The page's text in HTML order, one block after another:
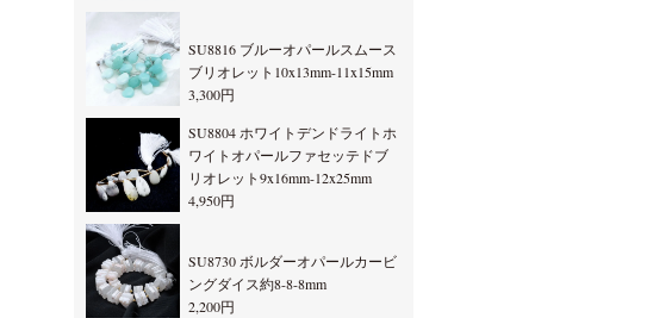
SU8816 ブルーオパールスムース
ブリオレット10x13mm-11x15mm
3,300円
SU8804 ホワイトデンドライトホ
ワイトオパールファセッテドブ
リオレット9x16mm-12x25mm
4,950円
SU8730 ボルダーオパールカービ
ングダイス約8-8-8mm
2,200円